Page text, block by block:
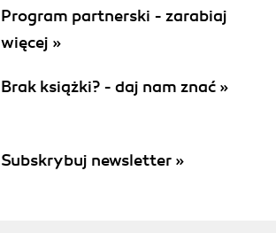
Program partnerski - zarabiaj
więcej »
Brak książki? - daj nam znać »
Subskrybuj newsletter »